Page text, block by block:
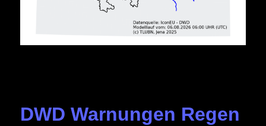
DWD Warnungen Regen